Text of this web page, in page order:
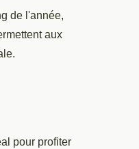
de l'année,
aux
pour profiter